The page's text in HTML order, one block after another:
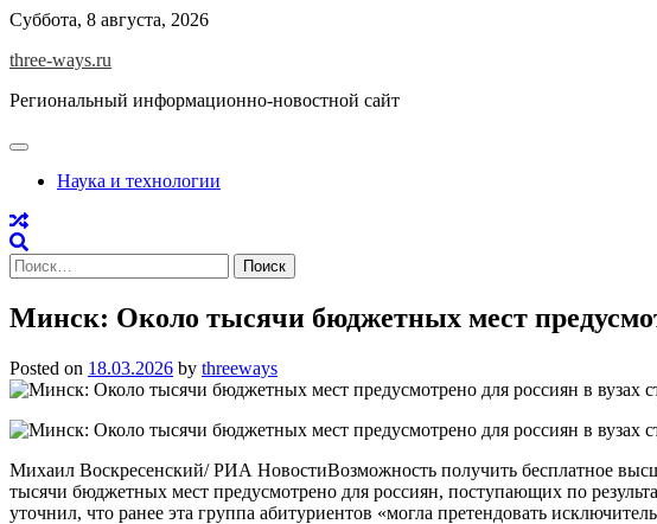
Skip
content
Суббота, 8 августа, 2026
three-ways.ru
Региональный информационно-новостной сайт
Наука и технологии
Найти:
Минск: Около тысячи бюджетных мест
Posted on 18.03.2026 by threeways
Михаил Воскресенский/ РИА НовостиВозможность получить бесплатное
тысячи бюджетных мест предусмотрено для россиян, поступающих по
уточнил, что ранее эта группа абитуриентов «могла претендовать